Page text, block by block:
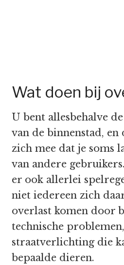
Wat doen bij
U bent allesbehalve
van de binnenstad,
zich mee dat je soms
van andere
er ook allerlei
niet iedereen zich
overlast komen door
technische
straatverlichting die
bepaalde dieren.